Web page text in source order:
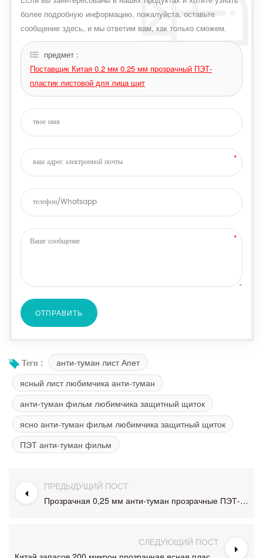
более подробную информацию, пожалуйста, оставьте
сообщение здесь, и мы ответим вам, как только сможем.
предмет :
Поставщик Китая 0.2 мм 0.25 мм прозрачный ПЭТ-
пластик листовой для лица щит
Теги :
анти-туман лист Апет
ясный лист любимчика анти-туман
анти-туман фильм любимчика защитный щиток
ясно анти-туман фильм любимчика защитный щиток
ПЭТ анти-туман фильм
ПРЕДЫДУЩИЙ ПОСТ
Прозрачная 0,25 мм анти-туман прозрачные ПЭТ-пленка лист для лица щит
СЛЕДУЮЩИЙ ПОСТ